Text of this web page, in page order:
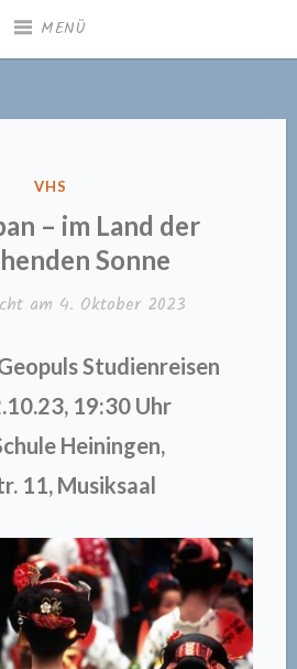
MENÜ
VERÖFFENTLICHT
VHS
– im Land der
Sonne
am 4. Oktober 2023
Studienreisen
19:30 Uhr
Heiningen,
11, Musiksaal